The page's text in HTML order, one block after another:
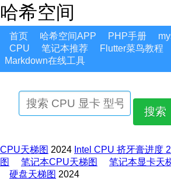
哈希空间
首页 哈希空间APP PHP手册
CPU
笔记本推荐 Flutter菜鸟教程
Markdown在线工具
搜索
CPU天梯图 2024 Intel CPU 挤牙膏进度
图
笔记本CPU天梯图 笔记本显卡天
硬盘天梯图 2024